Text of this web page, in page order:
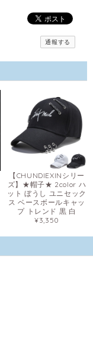
通報する
【CHUNDIEXINシリー
ズ】★帽子★ 2color ハ
ット ぼうし ユニセック
ス ベースボールキャッ
プ トレンド 黒 白
¥3,350